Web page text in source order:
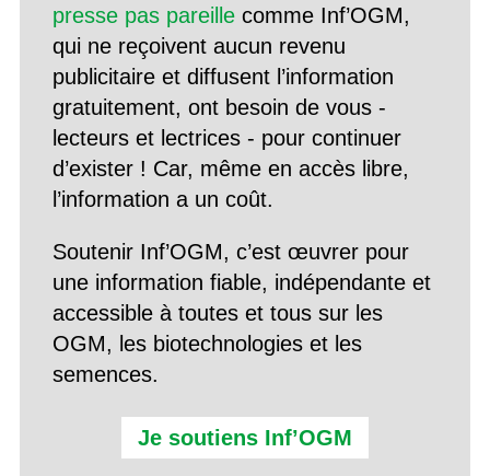
presse pas pareillecomme Inf’OGM,
qui ne reçoivent aucun revenu
publicitaire et diffusent l’information
gratuitement, ont besoin de vous -
lecteurs et lectrices - pour continuer
d’exister ! Car, même en accès libre,
l’information a un coût.
Soutenir Inf’OGM, c’est œuvrer pour
une information fiable, indépendante et
accessible à toutes et tous sur les
OGM, les biotechnologies et les
semences.
Je soutiens Inf’OGM